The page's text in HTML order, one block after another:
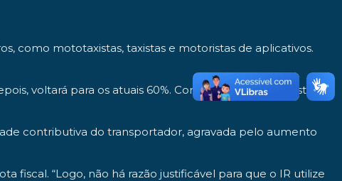
como mototaxistas, taxistas e motoristas de aplicativos.
voltará para os atuais 60%. Com a medida, o imposto a
contributiva do transportador, agravada pelo aumento
fiscal. “Logo, não há razão justificável para que o IR utilize